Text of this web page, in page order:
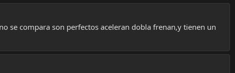
se compara son perfectos aceleran dobla frenan,y tienen un